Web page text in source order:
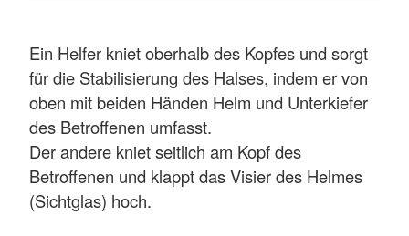
Ein Helfer kniet oberhalb des Kopfes und sorgt
für die Stabilisierung des Halses, indem er von
oben mit beiden Händen Helm und Unterkiefer
des Betroffenen umfasst.
Der andere kniet seitlich am Kopf des
Betroffenen und klappt das Visier des Helmes
(Sichtglas) hoch.